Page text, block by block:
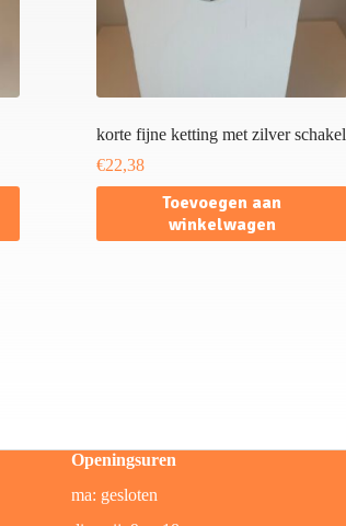
korte fijne ketting met zilver schakel
€22,38
Toevoegen aan
winkelwagen
Openingsuren
ma: gesloten